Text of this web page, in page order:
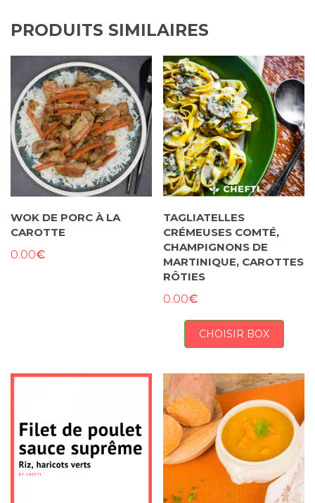
PRODUITS SIMILAIRES
WOK DE PORC À LA
CAROTTE
0.00€
TAGLIATELLES
CRÉMEUSES COMTÉ,
CHAMPIGNONS DE
MARTINIQUE, CAROTTES
RÔTIES
0.00€
CHOISIR BOX